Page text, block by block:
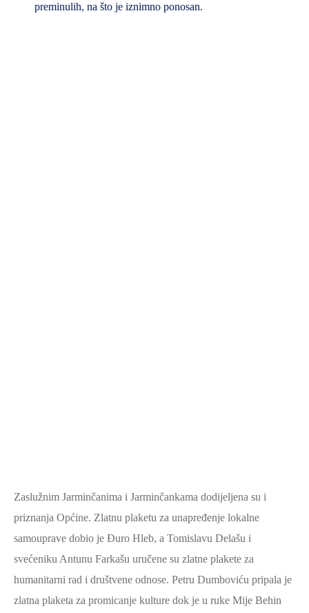
preminulih, na što je iznimno ponosan.
Zaslužnim Jarminčanima i Jarminčankama dodijeljena su i
priznanja Općine. Zlatnu plaketu za unapređenje lokalne
samouprave dobio je Đuro Hleb, a Tomislavu Delašu i
svećeniku Antunu Farkašu uručene su zlatne plakete za
humanitarni rad i društvene odnose. Petru Dumboviću pripala je
zlatna plaketa za promicanje kulture dok je u ruke Mije Behin